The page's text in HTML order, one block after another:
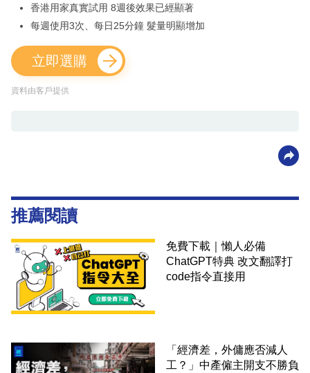
香港用家真實試用 8週後效果已經顯著
每週使用3次、每日25分鐘 髮量明顯增加
立即選購
資料由客戶提供
推薦閱讀
免費下載｜懶人必備
ChatGPT特典 改文翻譯打
code指令直接用
「經濟差，外傭應否減人
工？」中產僱主開支不勝負